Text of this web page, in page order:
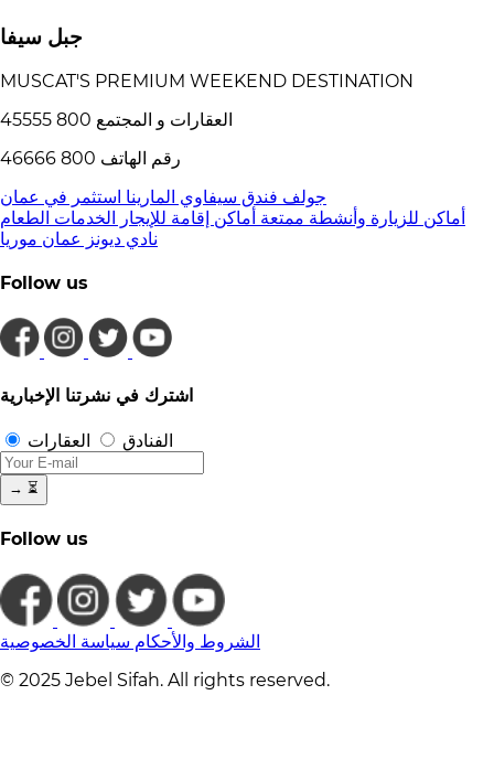
جبل سيفا
MUSCAT'S PREMIUM WEEKEND DESTINATION
العقارات و المجتمع 800 45555
رقم الهاتف 800 46666
جولف فندق سيفاوي المارينا استثمر في عمان
أماكن للزيارة وأنشطة ممتعة أماكن إقامة للإيجار الخدمات الطعام
نادي ديونز عمان موريا
Follow us
اشترك في نشرتنا الإخبارية
الفنادق العقارات
→ ⏳
Follow us
الشروط والأحكام سياسة الخصوصية
© 2025 Jebel Sifah. All rights reserved.